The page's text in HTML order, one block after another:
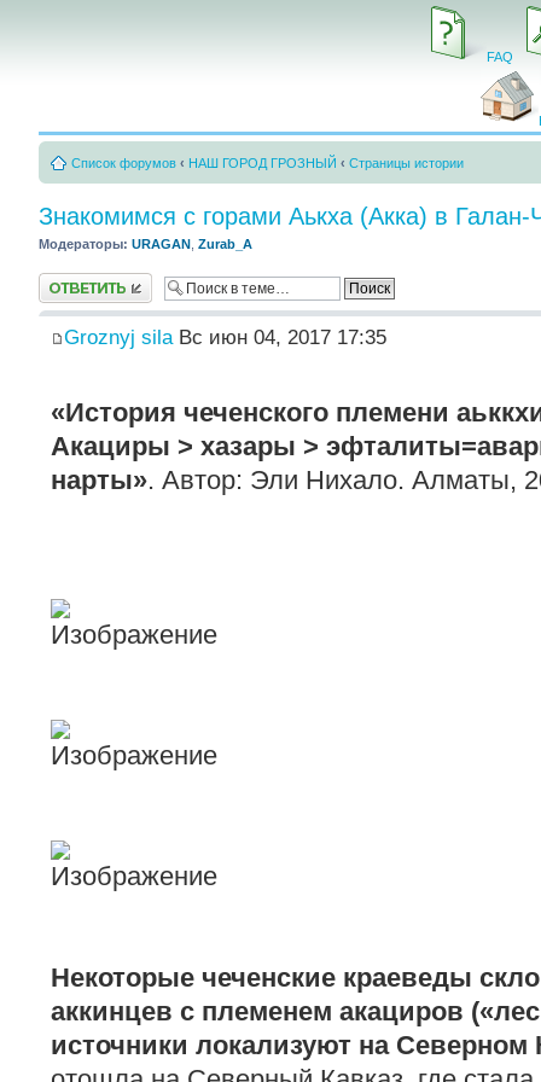
FAQ
Список форумов ‹ НАШ ГОРОД ГРОЗНЫЙ ‹ Страницы истории
Знакомимся с горами Аькха (Акка) в
Модераторы: URAGAN Zurab_A
Ответить
Groznyj sila Вс июн 04, 2017 17:35
«История чеченского племени
Акациры > хазары >
нарты». Автор: Эли Нихало. Алматы,
Некоторые чеченские краеведы
аккинцев с племенем акациров
источники локализуют на Северном